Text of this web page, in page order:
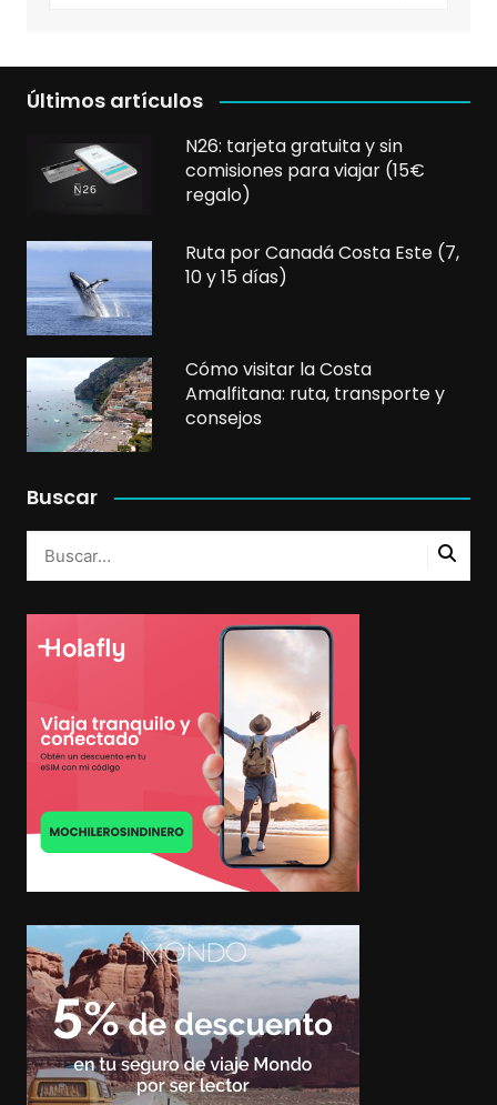
Últimos artículos
N26: tarjeta gratuita y sin
comisiones para viajar (15€
regalo)
Ruta por Canadá Costa Este (7,
10 y 15 días)
Cómo visitar la Costa
Amalfitana: ruta, transporte y
consejos
Buscar